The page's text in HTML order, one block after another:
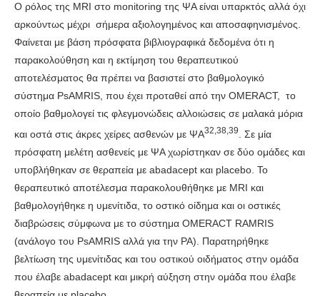
Ο ρόλος της MRI στο monitoring της ΨΑ είναι υπαρκτός αλλά όχι
αρκούντως μέχρι σήμερα αξιολογημένος και αποσαφηνισμένος.
Φαίνεται με βάση πρόσφατα βιβλιογραφικά δεδομένα ότι η
παρακολούθηση και η εκτίμηση του θεραπευτικού
αποτελέσματος θα πρέπει να βασιστεί στο βαθμολογικό
σύστημα PsAMRIS, που έχει προταθεί από την OMERACT, το
οποίο βαθμολογεί τις φλεγμονώδεις αλλοιώσεις σε μαλακά μόρια
και οστά στις άκρες χείρες ασθενών με ΨΑ32,38,39
. Σε μία
πρόσφατη μελέτη ασθενείς με ΨΑ χωρίστηκαν σε δύο ομάδες και
υποβλήθηκαν σε θεραπεία με abadacept και placebo. Το
θεραπευτικό αποτέλεσμα παρακολουθήθηκε με MRI και
βαθμολογήθηκε η υμενίτιδα, το οστικό οίδημα και οι οστικές
διαβρώσεις σύμφωνα με το σύστημα OMERACT RAMRIS
(ανάλογο του PsAMRIS αλλά για την ΡΑ). Παρατηρήθηκε
βελτίωση της υμενίτιδας και του οστικού οιδήματος στην ομάδα
που έλαβε abadacept και μικρή αύξηση στην ομάδα που έλαβε